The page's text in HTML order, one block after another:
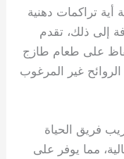
أية تراكمات دهنية
إلى ذلك، تقدم
على طعام طازج
غير المرغوب
فريق الحياة
مما يوفر على